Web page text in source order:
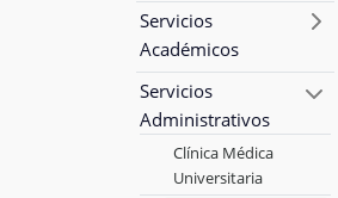
Servicios
Académicos
Servicios
Administrativos
Clínica Médica
Universitaria